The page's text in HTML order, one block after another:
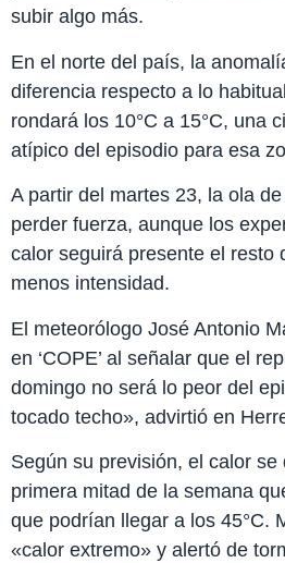
subir algo más.
En el norte del país, la
diferencia respecto a lo
rondará los 10°C a 15°C, una
atípico del episodio para esa
A partir del martes 23, la ola
perder fuerza, aunque los
calor seguirá presente el resto
menos intensidad.
El meteorólogo José Antonio
en ‘COPE’ al señalar que el
domingo no será lo peor del
tocado techo», advirtió en
Según su previsión, el calor se
primera mitad de la semana
que podrían llegar a los 45°C.
«calor extremo» y alertó de